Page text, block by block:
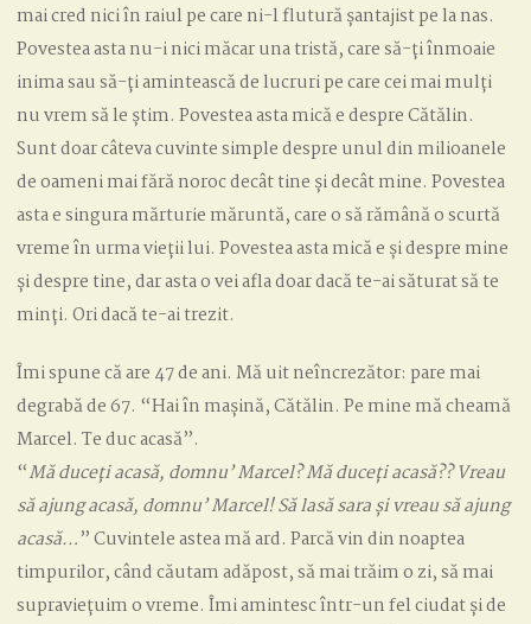
mai cred nici în raiul pe care ni-l flutură șantajist pe la nas.
Povestea asta nu-i nici măcar una tristă, care să-ți înmoaie
inima sau să-ți amintească de lucruri pe care cei mai mulți
nu vrem să le știm. Povestea asta mică e despre Cătălin.
Sunt doar câteva cuvinte simple despre unul din milioanele
de oameni mai fără noroc decât tine și decât mine. Povestea
asta e singura mărturie măruntă, care o să rămână o scurtă
vreme în urma vieții lui. Povestea asta mică e și despre mine
și despre tine, dar asta o vei afla doar dacă te-ai săturat să te
minți. Ori dacă te-ai trezit.
Îmi spune că are 47 de ani. Mă uit neîncrezător: pare mai
degrabă de 67. “Hai în mașină, Cătălin. Pe mine mă cheamă
Marcel. Te duc acasă”.
“Mă duceți acasă, domnu’ Marcel? Mă duceți acasă?? Vreau
să ajung acasă, domnu’ Marcel! Să lasă sara și vreau să ajung
acasă…” Cuvintele astea mă ard. Parcă vin din noaptea
timpurilor, când căutam adăpost, să mai trăim o zi, să mai
supraviețuim o vreme. Îmi amintesc într-un fel ciudat și de